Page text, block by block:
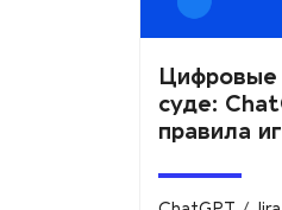
Цифровые
суде:
правила